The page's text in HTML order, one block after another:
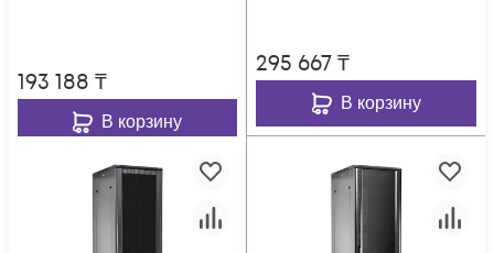
193 188 ₸
В корзину
295 667₸
В корзину